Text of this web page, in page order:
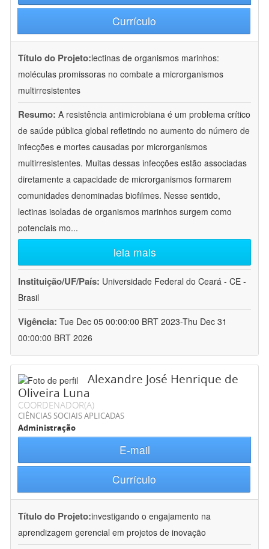
Currículo
Título do Projeto:lectinas de organismos marinhos:
moléculas promissoras no combate a microrganismos
multirresistentes
Resumo: A resistência antimicrobiana é um problema crítico
de saúde pública global refletindo no aumento do número de
infecções e mortes causadas por microrganismos
multirresistentes. Muitas dessas infecções estão associadas
diretamente a capacidade de microrganismos formarem
comunidades denominadas biofilmes. Nesse sentido,
lectinas isoladas de organismos marinhos surgem como
potenciais mo...
leia mais
Instituição/UF/País: Universidade Federal do Ceará - CE -
Brasil
Vigência: Tue Dec 05 00:00:00 BRT 2023-Thu Dec 31
00:00:00 BRT 2026
Alexandre José Henrique de
Oliveira Luna
COORDENADOR(A)
CIÊNCIAS SOCIAIS APLICADAS
Administração
E-mail
Currículo
Título do Projeto:investigando o engajamento na
aprendizagem gerencial em projetos de inovação